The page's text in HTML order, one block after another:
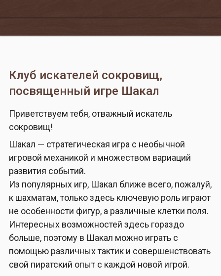
Клуб искателей сокровищ,
посвященный игре Шакал
Приветствуем тебя, отважный искатель
сокровищ!
Шакал — стратегическая игра с необычной
игровой механикой и множеством вариаций
развития событий.
Из популярных игр, Шакал ближе всего, пожалуй,
к шахматам, только здесь ключевую роль играют
не особенности фигур, а различные клетки поля.
Интересных возможностей здесь гораздо
больше, поэтому в Шакал можно играть с
помощью различных тактик и совершенствовать
свой пиратский опыт с каждой новой игрой.